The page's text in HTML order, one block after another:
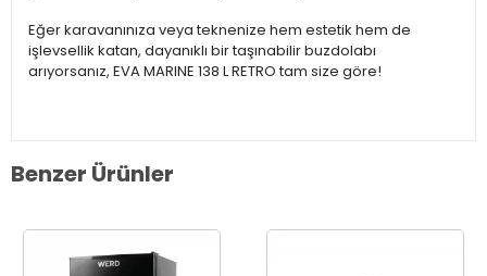
Eğer karavanınıza veya teknenize hem estetik hem de
işlevsellik katan, dayanıklı bir taşınabilir buzdolabı
arıyorsanız, EVA MARINE 138 L RETRO tam size göre!
Benzer Ürünler